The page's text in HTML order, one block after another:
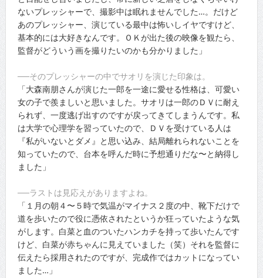
ないプレッシャーで、撮影中は眠れませんでした…。だけど
あのプレッシャー、演じている最中は怖いしイヤですけど、
基本的には大好きなんです。ＯＫが出た後の映像を観たら、
監督がどういう画を撮りたいのかも分かりました」
──そのプレッシャーの中でサオリを演じた印象は。
「大森南朋さんが演じた一郎を一途に愛せる性格は、可愛い
女の子で羨ましいと思いました。サオリは一郎のＤＶに耐え
られず、一度逃げ出すのですが戻ってきてしまうんです。私
は大学で心理学を習っていたので、ＤＶを受けている人は
『私がいないとダメ』と思い込み、結局離れられないことを
知っていたので、台本を呼んだ時に予想通りだな〜と納得し
ました」
──ラストは見応えがありますよね。
「１月の朝４〜５時で気温がマイナス２度の中、靴下だけで
道を歩いたので役に憑依されたというか狂っていたような気
がします。白菜と血のついたハンカチを持って歩いたんです
けど、白菜が赤ちゃんに見えていました（笑）それを監督に
伝えたら採用されたのですが、完成作ではカットになってい
ました…」